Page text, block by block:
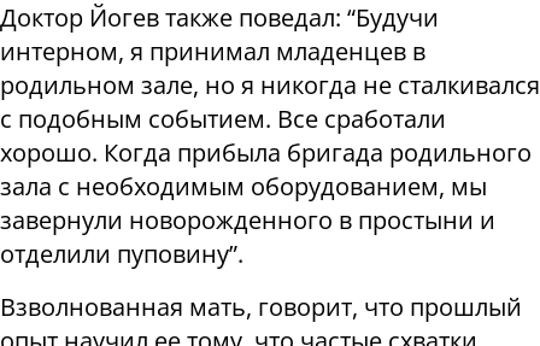
Доктор Йогев также поведал: “Будучи
интерном, я принимал младенцев в
родильном зале, но я никогда не сталкивался
с подобным событием. Все сработали
хорошо. Когда прибыла бригада родильного
зала с необходимым оборудованием, мы
завернули новорожденного в простыни и
отделили пуповину”.
Взволнованная мать, говорит, что прошлый